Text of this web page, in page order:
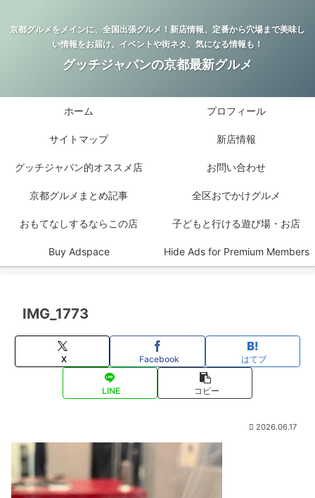
京都グルメをメインに、全国出張グルメ！新店情報、定番から穴場まで美味し
い情報をお届け。イベントや街ネタ、気になる情報も！
グッチジャパンの京都最新グルメ
ホーム プロフィール
サイトマップ 新店情報
グッチジャパン的オススメ店 お問い合わせ
京都グルメまとめ記事 全区おでかけグルメ
おもてなしするならこの店 子どもと行ける遊び場・お店
Buy Adspace Hide Ads for Premium Members
IMG_1773
X Facebook はてブ
LINE コピー
2026.06.17